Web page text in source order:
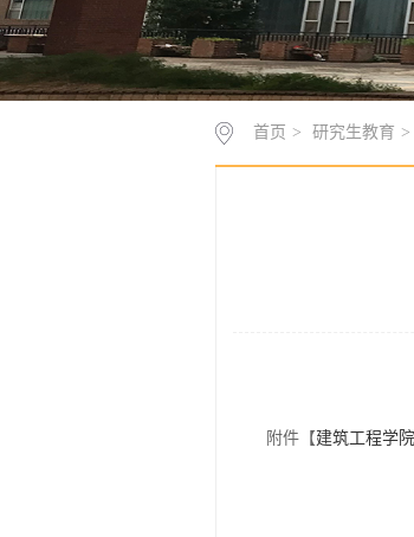
首页 > 研究生教育 >
附件【建筑工程学